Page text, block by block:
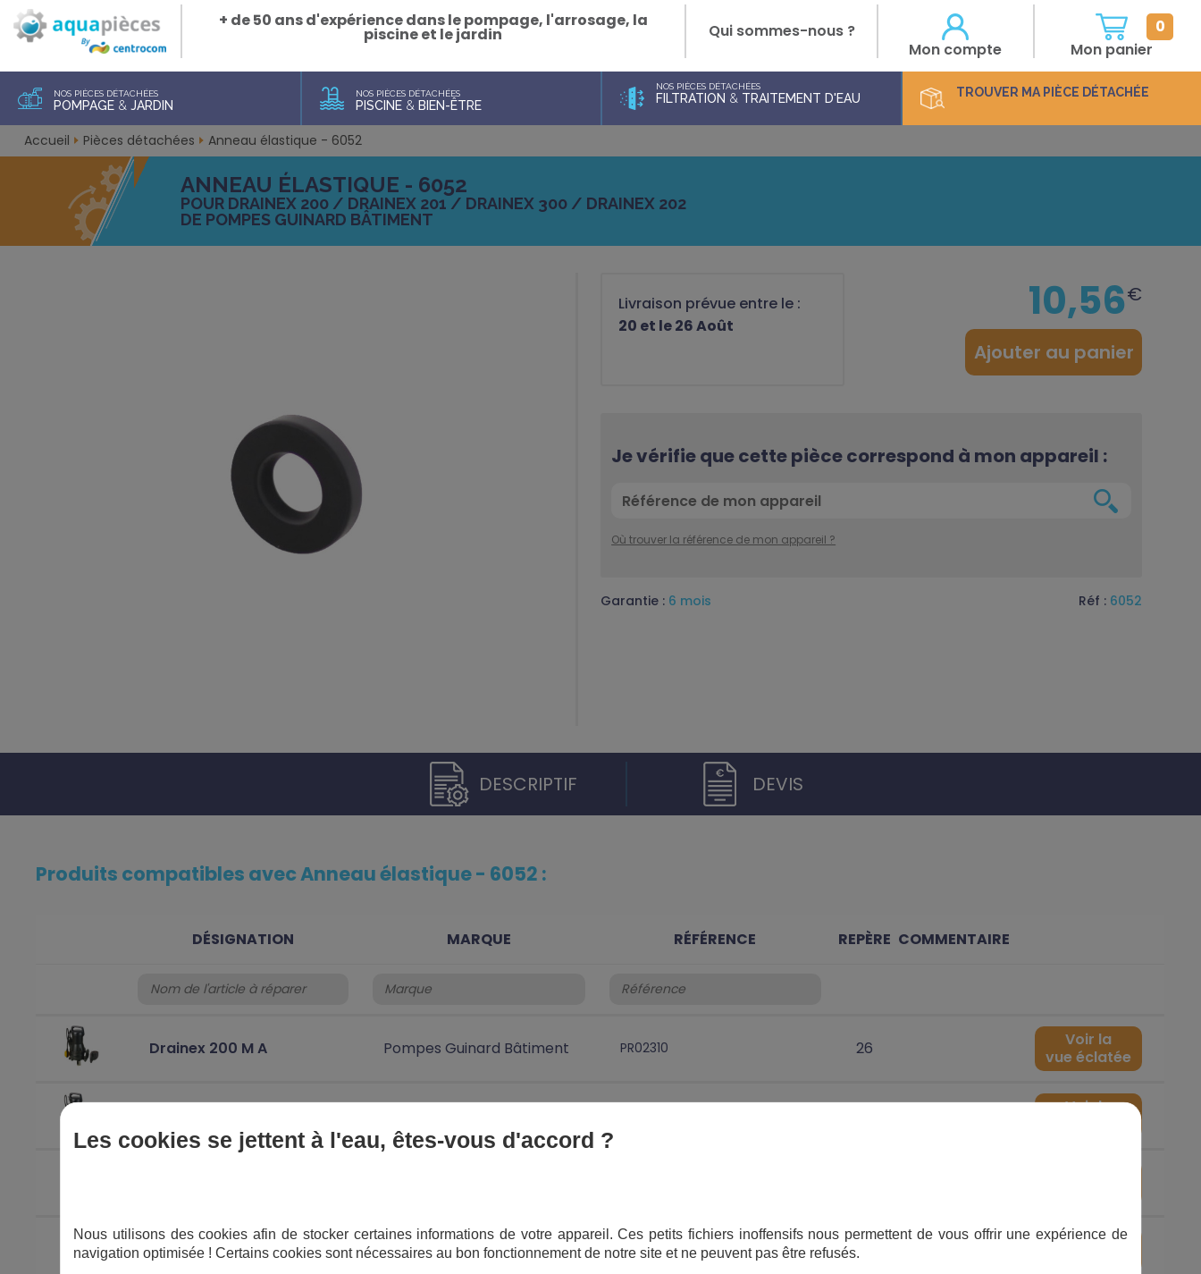
+ de 50 ans d'expérience dans le pompage, l'arrosage, la
piscine et le jardin
Qui sommes-nous ?
Mon compte
Mon panier
0
NOS PIÈCES DÉTACHÉES
POMPAGE & JARDIN
NOS PIÈCES DÉTACHÉES
PISCINE & BIEN-ÊTRE
NOS PIÈCES DÉTACHÉES
FILTRATION & TRAITEMENT D'EAU TROUVER MA PIÈCE DÉTACHÉE
Accueil Pièces détachées Anneau élastique - 6052
ANNEAU ÉLASTIQUE - 6052
POUR DRAINEX 200 / DRAINEX 201 / DRAINEX 300 / DRAINEX 202
DE POMPES GUINARD BÂTIMENT
Livraison prévue entre le :
20 et le 26 Août
10,56€
Ajouter au panier
Je vérifie que cette pièce correspond à mon appareil :
Où trouver la référence de mon appareil ?
Garantie : 6 mois Réf : 6052
DESCRIPTIF DEVIS
Produits compatibles avec Anneau élastique - 6052 :
DÉSIGNATION MARQUE RÉFÉRENCE REPÈRE COMMENTAIRE
Drainex 200 M A Pompes Guinard Bâtiment PR02310 26
Voir la
vue éclatée
Voir la
Drainex 200 T Pompes Guinard Bâtiment PR02315 26
Voir la
Les cookies se jettent à l'eau, êtes-vous d'accord ?
Nous utilisons des cookies afin de stocker certaines informations de votre appareil. Ces petits fichiers inoffensifs nous permettent de vous offrir une expérience de
navigation optimisée ! Certains cookies sont nécessaires au bon fonctionnement de notre site et ne peuvent pas être refusés.